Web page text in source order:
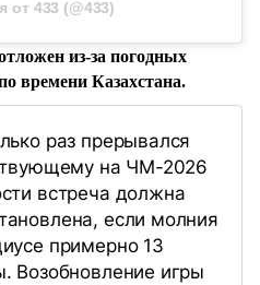
от 433 (@433)
из-за погодных
времени Казахстана.
раз прерывался
на ЧМ-2026
встреча должна
если молния
примерно 13
Возобновление игры